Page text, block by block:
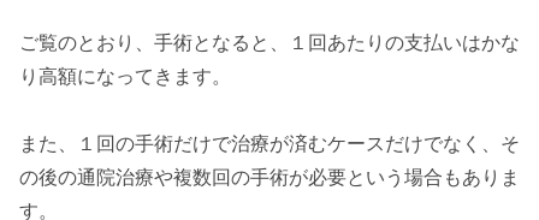
ご覧のとおり、手術となると、１回あたりの支払いはかな
り高額になってきます。
また、１回の手術だけで治療が済むケースだけでなく、そ
の後の通院治療や複数回の手術が必要という場合もありま
す。